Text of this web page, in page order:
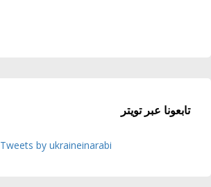
تابعونا عبر تويتر
Tweets by ukraineinarabi